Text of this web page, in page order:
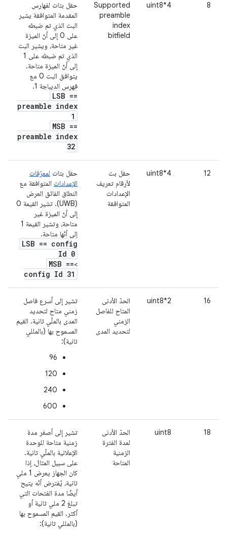
8
uint8*4
Supported
preamble
index
bitfield
حقل بتات لفهارس
المقدمة المتوافقة يشير
البت الذي تم ضبطه
على 0 إلى أنّ الميزة
غير متاحة، ويشير البت
الذي تم ضبطه على 1
إلى أنّ الميزة متاحة.
يتوافق البت 0 مع
فهرس الديباجة 1.
LSB ==
preamble index
1
MSB ==
preamble index
32
12
uint8*4
حقل بت
لأرقام تعريف
الإعدادات
المتوافقة
حقل بتات لمعرّفات
الإعدادات المتوافقة مع
النطاق الفائق العرض
(UWB). تشير القيمة 0
إلى أنّ الميزة غير
متاحة، وتشير القيمة 1
إلى أنّها متاحة.
LSB == config
Id 0
>
MSB ==
config Id 31
16
uint8*2
الحدّ الأدنى
المتاح للفاصل
الزمني
لتحديد المدى
تشير إلى أسرع فاصل
زمني متاح لتحديد
المدى بالملّي ثانية. القيم
المسموح بها (بالمللي
ثانية):
96
120
240
600
18
uint8
الحدّ الأدنى
لمدة الفترة
الزمنية
المتاحة
تشير إلى أصغر مدة
زمنية متاحة للوحدة
الإعلانية بالملّي ثانية.
على سبيل المثال، إذا
كان الجهاز يعرض 1 ملي
ثانية، يُفترض أنّه يتيح
أيضًا مدة الفتحات التي
تبلغ 2 ملي ثانية أو
أكثر. القيم المسموح بها
(بالمللي ثانية):